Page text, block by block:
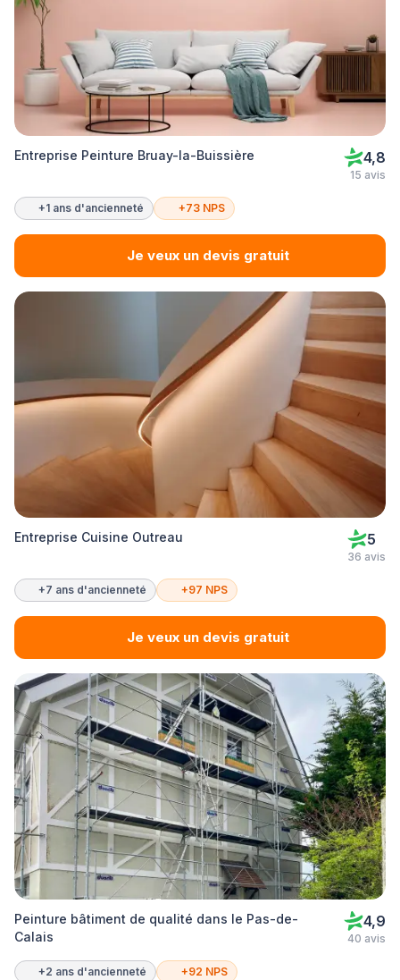
Entreprise Peinture Bruay-la-Buissière 4,8
15 avis
+1 ans d'ancienneté +73 NPS
Je veux un devis gratuit
Entreprise Cuisine Outreau 5
36 avis
+7 ans d'ancienneté +97 NPS
Je veux un devis gratuit
Peinture bâtiment de qualité dans le Pas-de-
Calais
4,9
40 avis
+2 ans d'ancienneté +92 NPS